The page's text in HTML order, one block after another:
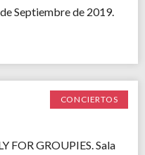
Septiembre de 2019.
CONCIERTOS
FOR GROUPIES. Sala